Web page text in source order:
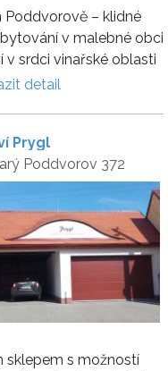
– klidné
v malebné obci
v srdci vinařské oblasti
detail
Prygl
Poddvorov 372
sklepem s možností